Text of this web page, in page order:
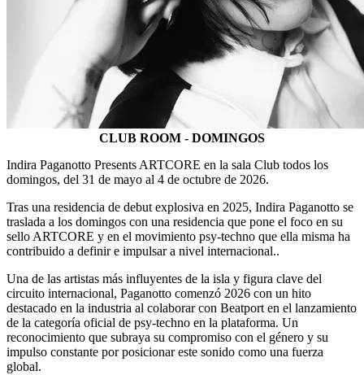
CLUB ROOM - DOMINGOS
Indira Paganotto Presents ARTCORE en la sala Club todos los
domingos, del 31 de mayo al 4 de octubre de 2026.
Tras una residencia de debut explosiva en 2025, Indira Paganotto se
traslada a los domingos con una residencia que pone el foco en su
sello ARTCORE y en el movimiento psy-techno que ella misma ha
contribuido a definir e impulsar a nivel internacional..
Una de las artistas más influyentes de la isla y figura clave del
circuito internacional, Paganotto comenzó 2026 con un hito
destacado en la industria al colaborar con Beatport en el lanzamiento
de la categoría oficial de psy-techno en la plataforma. Un
reconocimiento que subraya su compromiso con el género y su
impulso constante por posicionar este sonido como una fuerza
global.